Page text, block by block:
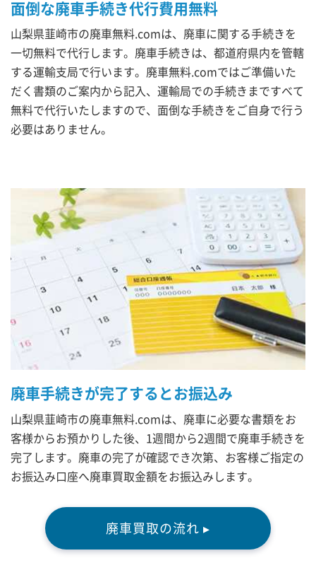
面倒な廃車手続き代行費用無料
山梨県韮崎市の廃車無料.comは、廃車に関する手続きを
一切無料で代行します。廃車手続きは、都道府県内を管轄
する運輸支局で行います。廃車無料.comではご準備いた
だく書類のご案内から記入、運輸局での手続きまですべて
無料で代行いたしますので、面倒な手続きをご自身で行う
必要はありません。
廃車手続きが完了するとお振込み
山梨県韮崎市の廃車無料.comは、廃車に必要な書類をお
客様からお預かりした後、1週間から2週間で廃車手続きを
完了します。廃車の完了が確認でき次第、お客様ご指定の
お振込み口座へ廃車買取金額をお振込みします。
廃車買取の流れ ▸